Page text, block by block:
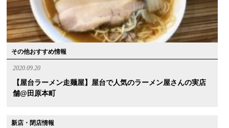
その他おすすめ情報
2020.09.20
【屋台ラーメン走麺屋】屋台で人気のラーメン屋さんの実店
舗@田原本町
新店・閉店情報